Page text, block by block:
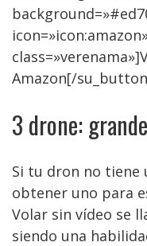
Amazon[/
3 drone:
Si tu dron no tiene
obtener uno para
Volar sin vídeo se
siendo una